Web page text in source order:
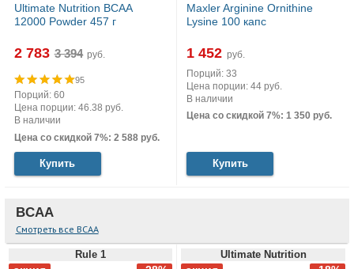
Ultimate Nutrition BCAA
12000 Powder 457 г
2 783 руб.
95
Порций: 60
Цена порции: 46.38 руб.
В наличии
Цена со скидкой 7%: 2 588 руб.
Купить
Maxler Arginine Ornithine
Lysine 100 капс
1 452 руб.
Порций: 33
Цена порции: 44 руб.
В наличии
Цена со скидкой 7%: 1 350 руб.
Купить
BCAA
Смотреть все BCAA
Rule 1 Ultimate Nutrition